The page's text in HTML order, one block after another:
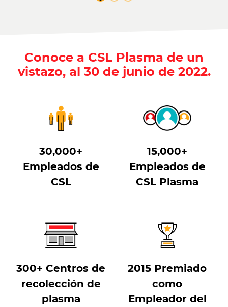
Conoce a CSL Plasma de un
vistazo, al 30 de junio de 2022.
30,000+
Empleados de
CSL
15,000+
Empleados de
CSL Plasma
300+ Centros de
recolección de
plasma
2015 Premiado
como
Empleador del